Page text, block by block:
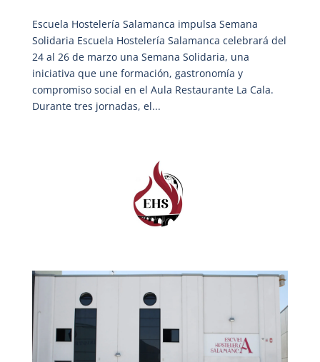
Escuela Hostelería Salamanca impulsa Semana
Solidaria Escuela Hostelería Salamanca celebrará del
24 al 26 de marzo una Semana Solidaria, una
iniciativa que une formación, gastronomía y
compromiso social en el Aula Restaurante La Cala.
Durante tres jornadas, el...